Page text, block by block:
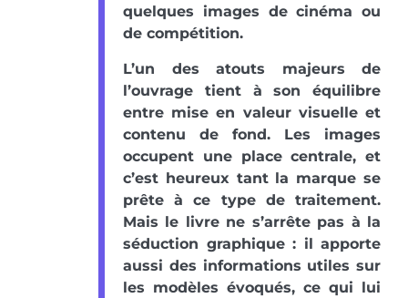
quelques images de cinéma ou
de compétition.
L’un des atouts majeurs de
l’ouvrage tient à son équilibre
entre mise en valeur visuelle et
contenu de fond. Les images
occupent une place centrale, et
c’est heureux tant la marque se
prête à ce type de traitement.
Mais le livre ne s’arrête pas à la
séduction graphique : il apporte
aussi des informations utiles sur
les modèles évoqués, ce qui lui